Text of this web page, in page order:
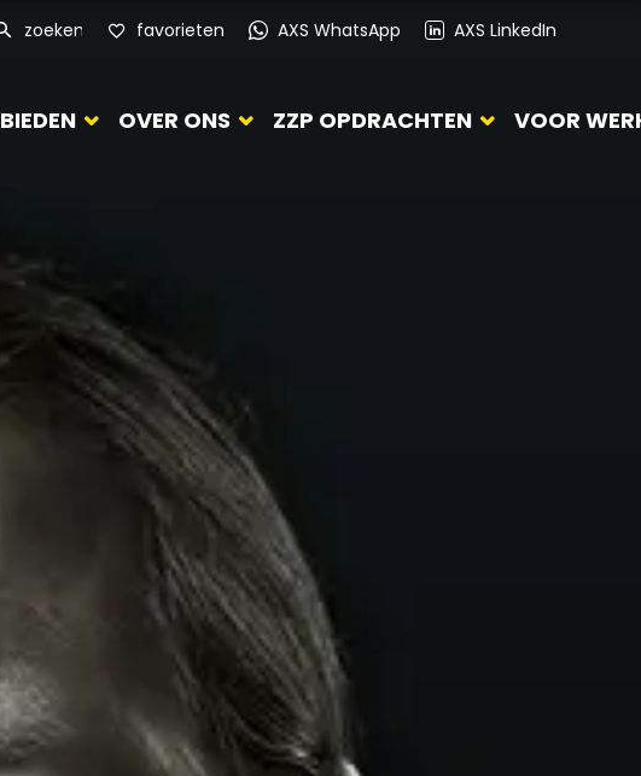
favorieten AXS WhatsApp AXS LinkedIn
OVER ONS ZZP OPDRACHTEN VOOR